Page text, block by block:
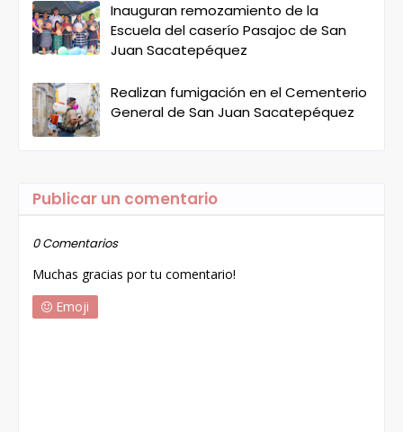
Inauguran remozamiento de la
Escuela del caserío Pasajoc de San
Juan Sacatepéquez
Realizan fumigación en el Cementerio
General de San Juan Sacatepéquez
Publicar un comentario
0 Comentarios
Muchas gracias por tu comentario!
Emoji